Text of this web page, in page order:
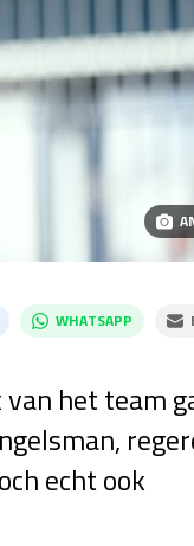
WHATSAPP
het team
echt ook